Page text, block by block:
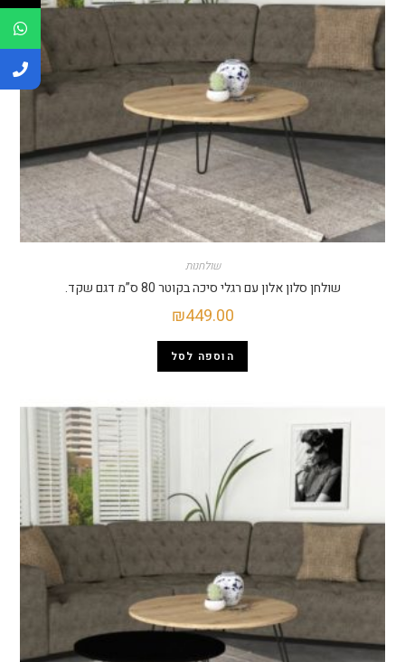
שולחנות
שולחן סלון אלון עם רגלי סיכה בקוטר 80 ס”מ דגם שקד.
₪449.00
הוספה לסל